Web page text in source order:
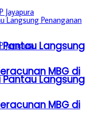
Langsung
MBG di
Langsung
MBG di